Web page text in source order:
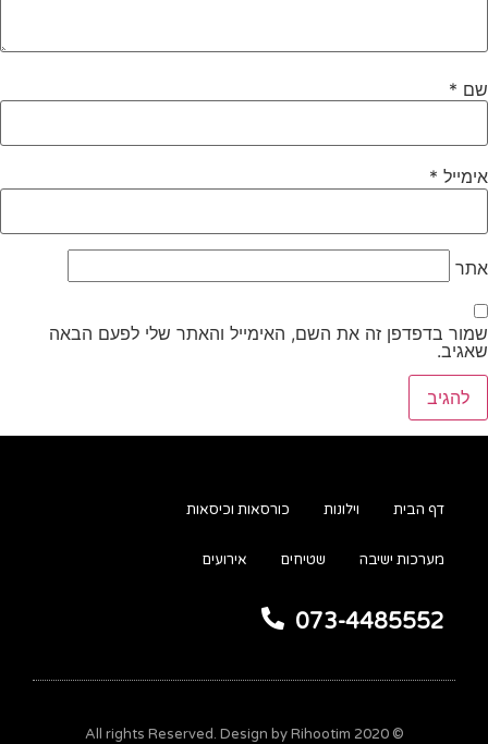
שם *
אימייל *
אתר
שמור בדפדפן זה את השם, האימייל והאתר שלי לפעם הבאה
שאגיב.
דף הבית וילונות כורסאות וכיסאות
מערכות ישיבה שטיחים אירועים
073-4485552
© 2020 All rights Reserved. Design by Rihootim